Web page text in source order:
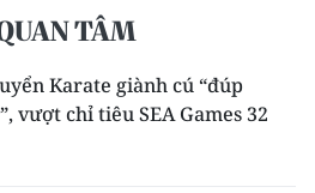
TÂM
Karate giành cú “đúp
vượt chỉ tiêu SEA Games 32